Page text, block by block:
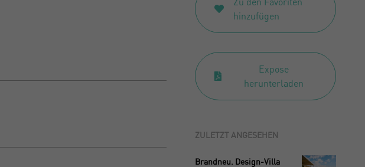
hinzufügen
Expose
herunterladen
ZULETZT ANGESEHEN
Brandneu. Design-Villa